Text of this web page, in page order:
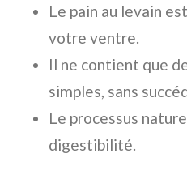
Le pain au levain
votre ventre.
Il ne contient que
simples, sans
Le processus
digestibilité.